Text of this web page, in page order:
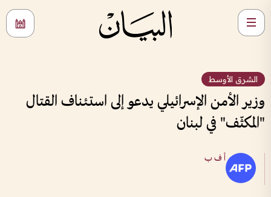
الشرق الأوسط
وزير الأمن الإسرائيلي يدعو إلى استئناف القتال
"المكثّف" في لبنان
أ ف ب